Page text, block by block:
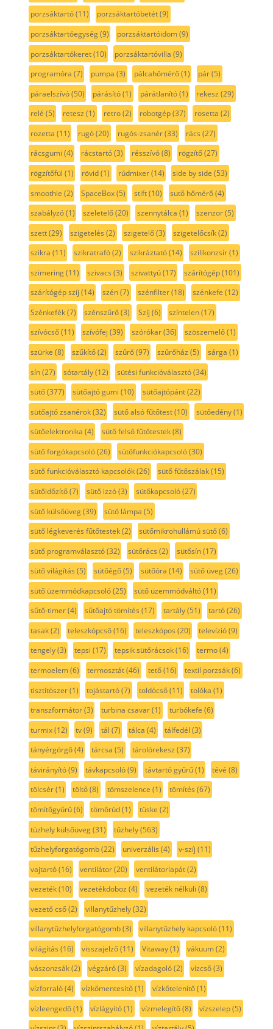
porzsáktartó(11) porzsáktartóbetét(9)
porzsáktartóegység(9) porzsáktartóidom(9)
porzsáktartókeret(10) porzsáktartóvilla (9)
programóra (7) pumpa (3) pálcahőmérő(1) pár(5)
páraelszívó(50) párásító(1) párátlanító(1) rekesz (29)
relé (5) retesz (1) retro(2) robotgép(37) rosetta (2)
rozetta (11) rugó(20) rugós-zsanér(33) rács (27)
rácsgumi (4) rácstartó(3) résszívó(8) rögzítő(27)
rögzítőfül (1) rövid(1) rúdmixer(14) side by side (53)
smoothie (2) SpaceBox(5) stift(10) sutő hőmérő(4)
szabályzó(1) szeletelő(20) szennytálca (1) szenzor(5)
szett(29) szigetelés (2) szigetelő(3) szigetelőcsík(2)
szikra (11) szikratrafó(2) szikráztató(14) szilikonzsír(1)
szimering(11) szivacs (3) szivattyú(17) szárítógép(101)
szárítógép szíj (14) szén(7) szénfilter(18) szénkefe (12)
Szénkefék(7) szénszűrő(3) Szíj (6) színtelen(17)
szívócső(11) szívófej (39) szórókar(36) szöszemelő(1)
szürke (8) szűkítő(2) szűrő(97) szűrőház (5) sárga (1)
sín(27) sótartály(12) sütési funkcióválasztó(34)
sütő(377) sütőajtó gumi (10) sütőajtópánt(22)
sütőajtó zsanérok(32) sütő alsó fűtőtest(10) sütőedény(1)
sütőelektronika (4) sütő felső fűtőtestek(8)
sütő forgókapcsoló(26) sütőfunkciókapcsoló(30)
sütő funkcióválasztó kapcsolók(26) sütő fűtőszálak(15)
sütőidőzítő(7) sütő izzó(3) sütőkapcsoló(27)
sütő külsőüveg(39) sütő lámpa (5)
sütő légkeverés fűtőtestek(2) sütőmikrohullámú sütő(6)
sütő programválasztó(32) sütőrács (2) sütősín(17)
sütő világítás (5) sütőégő(5) sütőóra (14) sütő üveg(26)
sütő üzemmódkapcsoló(25) sütő üzemmódváltó(11)
sűtő-timer(4) sűtőajtó tömítés (17) tartály(51) tartó(26)
tasak(2) teleszkópcső(16) teleszkópos (20) televízió(9)
tengely(3) tepsi (17) tepsik sütőrácsok(16) termo(4)
termoelem(6) termosztát(46) tető(16) textil porzsák(6)
tisztítószer(1) tojástartó(7) toldócső(11) tolóka (1)
transzformátor(3) turbina csavar(1) turbókefe (6)
turmix(12) tv(9) tál (7) tálca (4) tálfedél (3)
tányérgörgő(4) tárcsa (5) tárolórekesz (37)
távirányító(9) távkapcsoló(9) távtartó gyűrű(1) tévé (8)
tölcsér(1) töltő(8) tömszelence (1) tömítés (67)
tömítőgyűrű(6) tömőrúd(1) tüske (2)
tüzhely külsőüveg(31) tűzhely(563)
tűzhelyforgatógomb(22) univerzális (4) v-szíj (11)
vajtartó(16) ventilátor(20) ventilátorlapát(2)
vezeték(10) vezetékdoboz (4) vezeték nélküli (8)
vezető cső(2) villanytűzhely(32)
villanytűzhelyforgatógomb(3) villanytűzhely kapcsoló(11)
világítás (16) visszajelző(11) Vitaway(1) vákuum(2)
vászonzsák(2) végzáró(3) vízadagoló(2) vízcső(3)
vízforraló(4) vízkőmentesítő(1) vízkőtelenítő(1)
vízleengedő(1) vízlágyító(1) vízmelegítő(8) vízszelep(5)